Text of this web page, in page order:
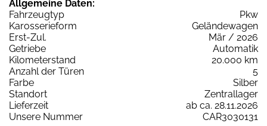
Allgemeine Daten:
Fahrzeugtyp
Pkw
Karosserieform
Geländewagen
Erst-Zul.
Mär / 2026
Getriebe
Automatik
Kilometerstand
20.000 km
Anzahl der Türen
5
Farbe
Silber
Standort
Zentrallager
Lieferzeit
ab ca. 28.11.2026
Unsere Nummer
CAR3030131